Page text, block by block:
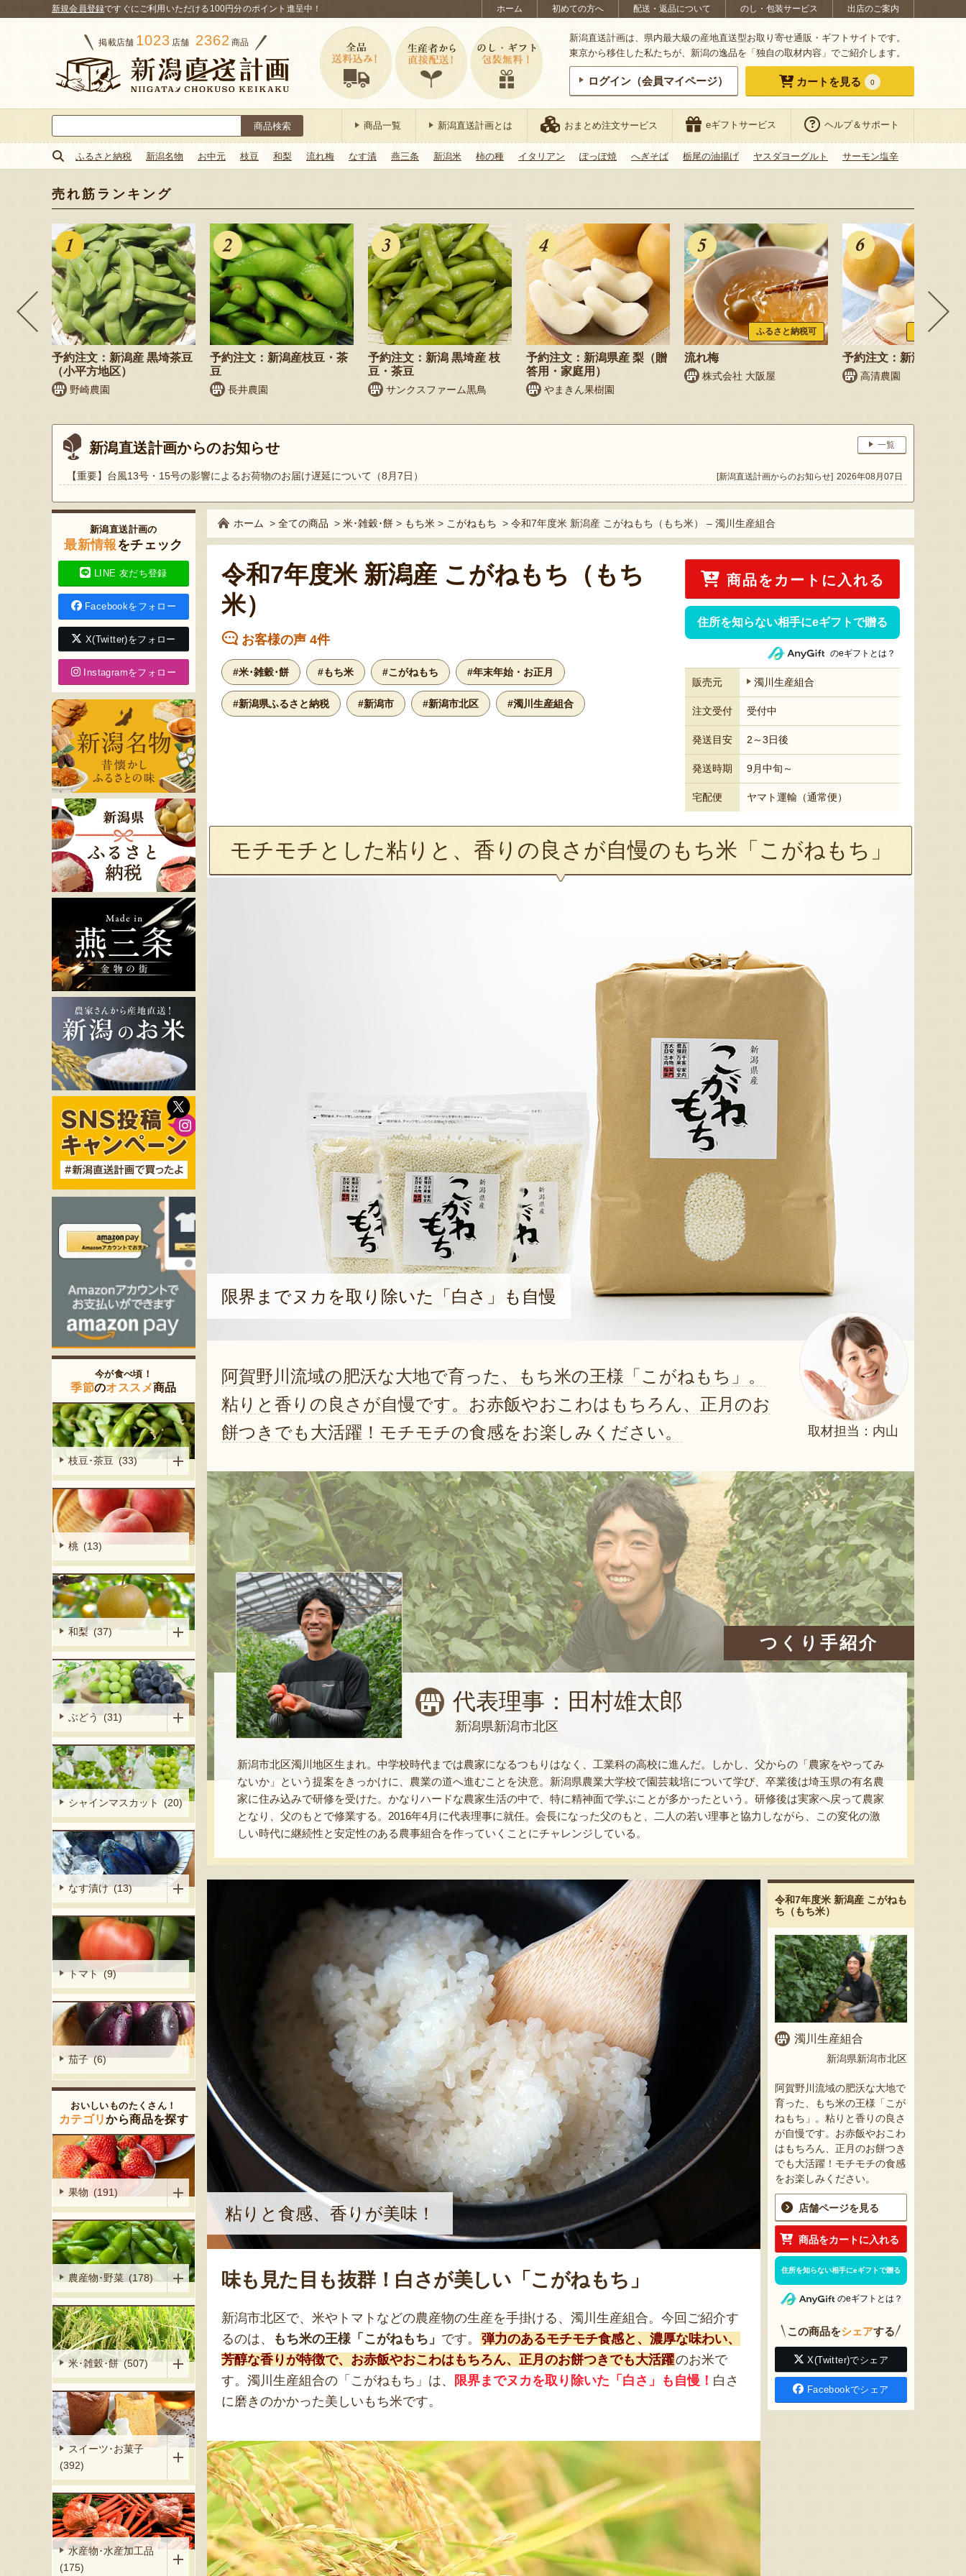
ホーム 初めての方へ 配送・返品について のし・包装サービス 出店のご案内
新規会員登録ですぐにご利用いただける100円分のポイント進呈中！
掲載店舗 1023 店舗 2362 商品
新潟直送計画は、県内最大級の産地直送型お取り寄せ通販・ギフトサイトです。
東京から移住した私たちが、新潟の逸品を「独自の取材内容」でご紹介します。
ログイン（会員マイページ） カートを見る 0
索:
商品一覧 新潟直送計画とは おまとめ注文サービス eギフトサービス ヘルプ＆サポート
ふるさと納税 新潟名物 お中元 枝豆 和梨 流れ梅 なす漬 燕三条 新潟米 柿の種 イタリアン ぽっぽ焼 へぎそば 栃尾の油揚げ ヤスダヨーグルト サーモン塩辛
売れ筋ランキング
予約注文：新潟産 黒埼茶豆
（小平方地区）
野崎農園
予約注文：新潟産枝豆・茶
豆
長井農園
予約注文：新潟 黒埼産 枝
豆・茶豆
サンクスファーム黒鳥
予約注文：新潟県産 梨（贈
答用・家庭用）
やまきん果樹園
ふるさと納税可
流れ梅
株式会社 大阪屋
ふるさと納
予約注文：新潟県産 梨
高清農園
新潟直送計画からのお知らせ 一覧
【重要】台風13号・15号の影響によるお荷物のお届け遅延について（8月7日） [新潟直送計画からのお知らせ] 2026年08月07日
ホーム > 全ての商品 > 米･雑穀･餅 > もち米 > こがねもち > 令和7年度米 新潟産 こがねもち（もち米） – 濁川生産組合
令和7年度米 新潟産 こがねもち（もち
米）
お客様の声 4件
#米･雑穀･餅 #もち米 #こがねもち #年末年始・お正月
#新潟県ふるさと納税 #新潟市 #新潟市北区 #濁川生産組合
商品をカートに入れる
住所を知らない相手にeギフトで贈る
のeギフトとは？
販売元 濁川生産組合
注文受付 受付中
発送目安 2～3日後
発送時期 9月中旬～
宅配便 ヤマト運輸（通常便）
モチモチとした粘りと、香りの良さが自慢のもち米「こがねもち」
限界までヌカを取り除いた「白さ」も自慢
取材担当：内山
阿賀野川流域の肥沃な大地で育った、もち米の王様「こがねもち」。
粘りと香りの良さが自慢です。お赤飯やおこわはもちろん、正月のお
餅つきでも大活躍！モチモチの食感をお楽しみください。
つくり手紹介
代表理事：田村雄太郎
新潟県新潟市北区
新潟市北区濁川地区生まれ。中学校時代までは農家になるつもりはなく、工業科の高校に進んだ。しかし、父からの「農家をやってみ
ないか」という提案をきっかけに、農業の道へ進むことを決意。新潟県農業大学校で園芸栽培について学び、卒業後は埼玉県の有名農
家に住み込みで研修を受けた。かなりハードな農家生活の中で、特に精神面で学ぶことが多かったという。研修後は実家へ戻って農家
となり、父のもとで修業する。2016年4月に代表理事に就任。会長になった父のもと、二人の若い理事と協力しながら、この変化の激
しい時代に継続性と安定性のある農事組合を作っていくことにチャレンジしている。
粘りと食感、香りが美味！
味も見た目も抜群！白さが美しい「こがねもち」
新潟市北区で、米やトマトなどの農産物の生産を手掛ける、濁川生産組合。今回ご紹介す
るのは、
もち米の王様「こがねもち」 です。 弾力のあるモチモチ食感と、濃厚な味わい、
芳醇な香りが特徴で、お赤飯やおこわはもちろん、正月のお餅つきでも大活躍のお米で
す。濁川生産組合の「こがねもち」は、
限界までヌカを取り除いた「白さ」も自慢！ 白さ
に磨きのかかった美しいもち米です。
令和7年度米 新潟産 こがねも
ち（もち米）
濁川生産組合
新潟県新潟市北区
阿賀野川流域の肥沃な大地で
育った、もち米の王様「こが
ねもち」。粘りと香りの良さ
が自慢です。お赤飯やおこわ
はもちろん、正月のお餅つき
でも大活躍！モチモチの食感
をお楽しみください。
店舗ページを見る
商品をカートに入れる
住所を知らない相手にeギフトで贈る
のeギフトとは？
この商品をシェアする
X(Twitter)でシェア
Facebookでシェア
新潟直送計画の
最新情報をチェック
LINE 友だち登録
Facebookをフォロー
X(Twitter)をフォロー
Instagramをフォロー
今が食べ頃！
季節のオススメ商品
枝豆･茶豆 (33)
桃 (13)
和梨 (37)
ぶどう (31)
シャインマスカット (20)
なす漬け (13)
トマト (9)
茄子 (6)
おいしいものたくさん！
カテゴリから商品を探す
果物 (191)
農産物･野菜 (178)
米･雑穀･餅 (507)
スイーツ･お菓子
(392)
水産物･水産加工品
(175)